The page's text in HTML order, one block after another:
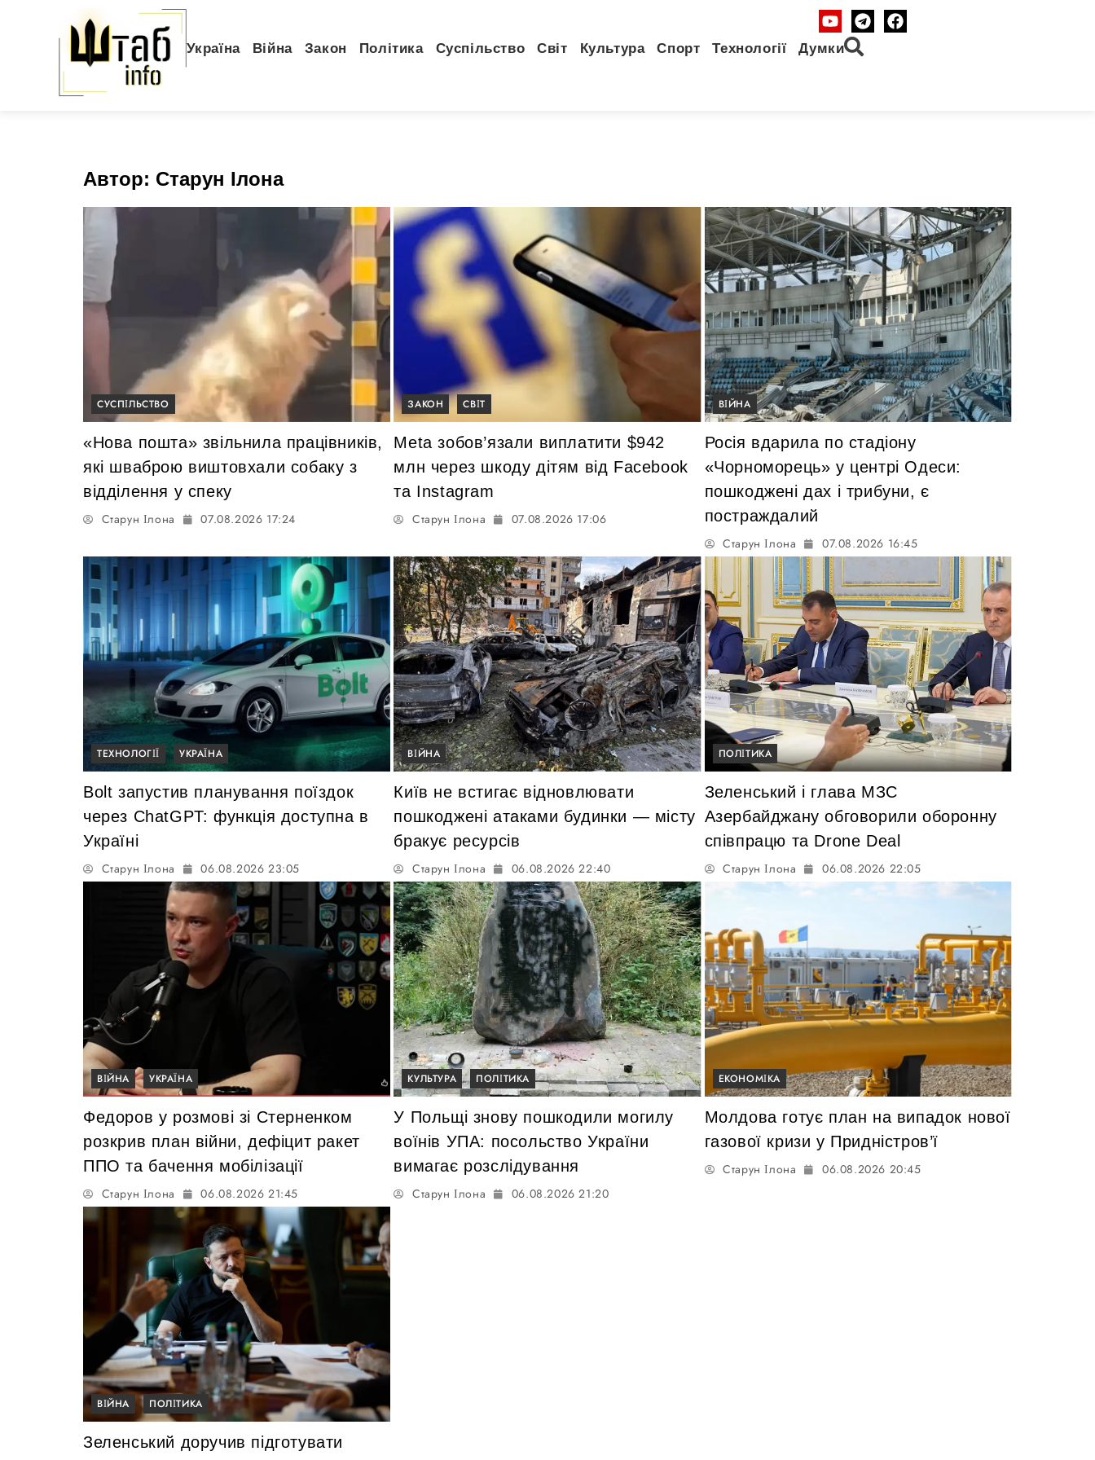
Україна Війна Закон Політика Суспільство Світ Культура Спорт Технології Думки
Автор: Старун Ілона
СУСПІЛЬСТВО
«Нова пошта» звільнила працівників,
які шваброю виштовхали собаку з
відділення у спеку
Старун Ілона 07.08.2026 17:24
ЗАКОН СВІТ
Meta зобов’язали виплатити $942
млн через шкоду дітям від Facebook
та Instagram
Старун Ілона 07.08.2026 17:06
ВІЙНА
Росія вдарила по стадіону
«Чорноморець» у центрі Одеси:
пошкоджені дах і трибуни, є
постраждалий
Старун Ілона 07.08.2026 16:45
ТЕХНОЛОГІЇ УКРАЇНА
Bolt запустив планування поїздок
через ChatGPT: функція доступна в
Україні
Старун Ілона 06.08.2026 23:05
ВІЙНА
Київ не встигає відновлювати
пошкоджені атаками будинки — місту
бракує ресурсів
Старун Ілона 06.08.2026 22:40
ПОЛІТИКА
Зеленський і глава МЗС
Азербайджану обговорили оборонну
співпрацю та Drone Deal
Старун Ілона 06.08.2026 22:05
ВІЙНА УКРАЇНА
Федоров у розмові зі Стерненком
розкрив план війни, дефіцит ракет
ППО та бачення мобілізації
Старун Ілона 06.08.2026 21:45
КУЛЬТУРА ПОЛІТИКА
У Польщі знову пошкодили могилу
воїнів УПА: посольство України
вимагає розслідування
Старун Ілона 06.08.2026 21:20
ЕКОНОМІКА
Молдова готує план на випадок нової
газової кризи у Придністров’ї
Старун Ілона 06.08.2026 20:45
ВІЙНА ПОЛІТИКА
Зеленський доручив підготувати